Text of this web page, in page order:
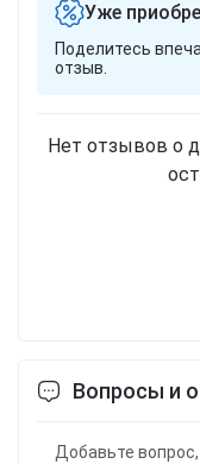
Уже
Поделитесь
отзыв.
Нет отзывов о
Вопросы и
Добавьте